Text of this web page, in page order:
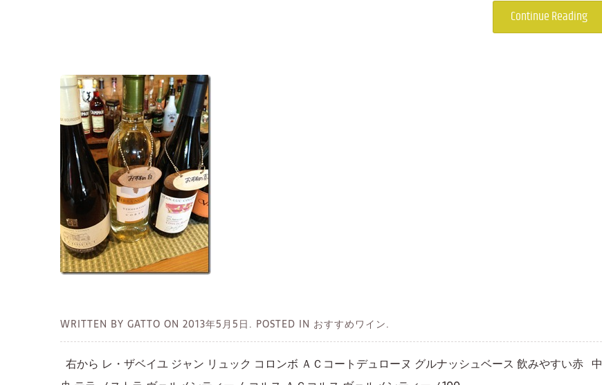
Continue Reading
WRITTEN BY GATTO ON 2013年5月5日. POSTED IN おすすめワイン.
右から レ・ザベイユ ジャン リュック コロンボ ＡＣコートデュローヌ グルナッシュベース 飲みやすい赤 中